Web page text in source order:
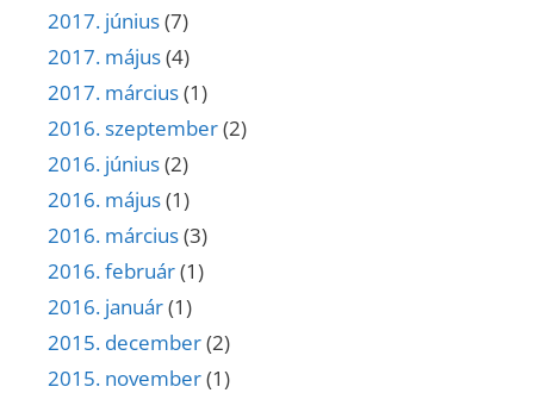
2017. június(7)
2017. május(4)
2017. március(1)
2016. szeptember(2)
2016. június(2)
2016. május(1)
2016. március(3)
2016. február(1)
2016. január(1)
2015. december(2)
2015. november(1)